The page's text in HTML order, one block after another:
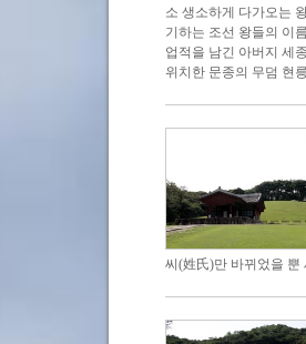
소 생소하게 다가오는
기하는 조선 왕들의 이
업적을 남긴 아버지 세
위치한 문종의 무덤 현
씨(姓氏)만 바뀌었을 뿐